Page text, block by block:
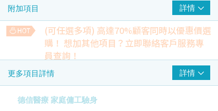
$100 hutchgo.com 旅遊禮券
胸肺X光
傳染病 重點項目
愛滋病毒抗體
2 基本項目
基本健康評估
附加項目 詳情
(可任選多項) 高達70%顧客同時以優惠價選
購！ 想加其他項目？立即聯絡客戶服務專
員查詢！
超薄柏氏抹片檢查
一種子宮頸篩檢方法，用於檢測子宮頸潛在的癌前病變和癌化
過程(只限有性經驗女性)
HK$480.0
更多項目詳情 詳情
德信醫療 家庭傭工驗身